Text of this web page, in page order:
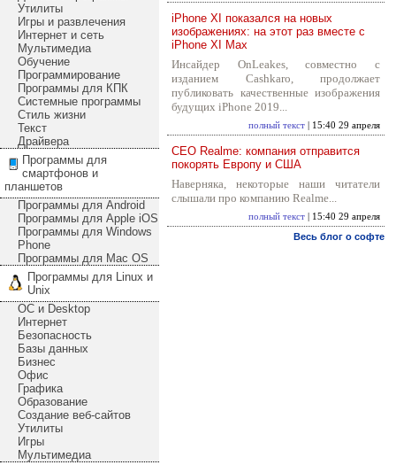
Утилиты
Игры и развлечения
Интернет и сеть
Мультимедиа
Обучение
Программирование
Программы для КПК
Системные программы
Стиль жизни
Текст
Драйвера
Программы для
смартфонов и
планшетов
Программы для Android
Программы для Apple iOS
Программы для Windows
Phone
Программы для Mac OS
Программы для Linux и
Unix
ОС и Desktop
Интернет
Безопасность
Базы данных
Бизнес
Офис
Графика
Образование
Создание веб-сайтов
Утилиты
Игры
Мультимедиа
iPhone XI показался на новых
изображениях: на этот раз вместе с
iPhone XI Max
Инсайдер OnLeakes, совместно с
изданием Cashkaro, продолжает
публиковать качественные изображения
будущих iPhone 2019...
полный текст | 15:40 29 апреля
CEO Realme: компания отправится
покорять Европу и США
Наверняка, некоторые наши читатели
слышали про компанию Realme...
полный текст | 15:40 29 апреля
Весь блог о софте